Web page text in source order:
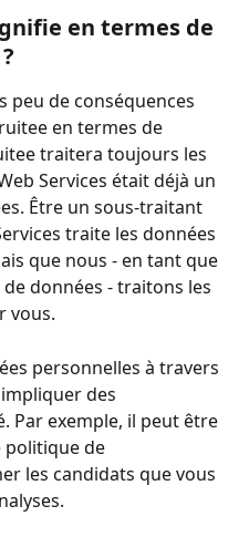
en termes de
peu de conséquences
en termes de
traitera toujours les
Services était déjà un
Être un sous-traitant
traite les données
que nous - en tant que
données - traitons les
vous.
personnelles à travers
des
Par exemple, il peut être
politique de
les candidats que vous